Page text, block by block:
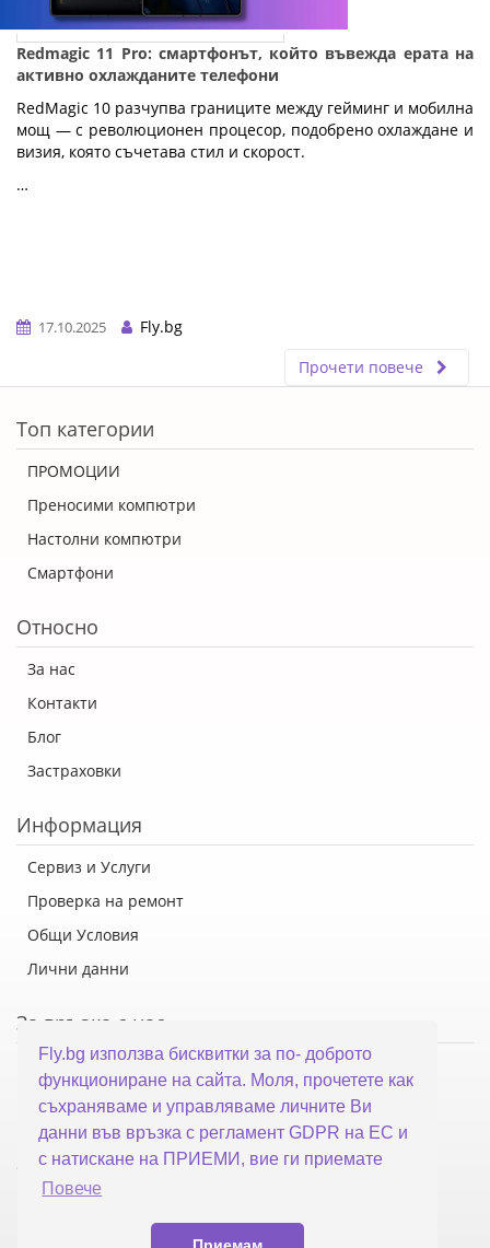
Fly.bg използва бисквитки за по- доброто
функциониране на сайта. Моля, прочетете как
съхраняваме и управляваме личните Ви
данни във връзка с регламент GDPR на ЕС и
с натискане на ПРИЕМИ, вие ги приемате
Повече
Redmagic 11 Pro: смартфонът, който въвежда ерата на
активно охлажданите телефони
RedMagic 10 разчупва границите между гейминг и мобилна
мощ — с революционен процесор, подобрено охлаждане и
визия, която съчетава стил и скорост.
…
17.10.2025
Fly.bg
Прочети повече
Топ категории
ПРОМОЦИИ
Преносими компютри
Настолни компютри
Смартфони
Относно
За нас
Контакти
Блог
Застраховки
Информация
Сервиз и Услуги
Проверка на ремонт
Общи Условия
Лични данни
За връзка с нас
Флай Систем ООД
гр. Варна, ул. Каймакчалан 10А
тел: 052 321 321
office@fly.bg